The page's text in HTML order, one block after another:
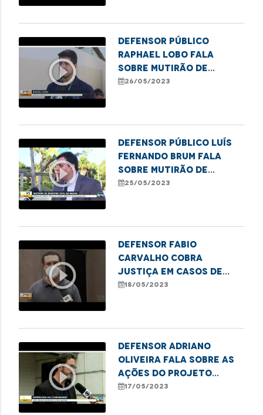
pelos cartórios à DPE
play_circle_outline
Defensor público
Raphael Lobo fala
sobre mutirão de
registro civil em
26/05/2023
play_circle_outline
Defensor público Luís
Fernando Brum fala
sobre mutirão de
registro civil em
25/05/2023
play_circle_outline
Defensor Fabio
Carvalho cobra
justiça em casos de
abuso sexual contra
18/05/2023
play_circle_outline
Defensor Adriano
Oliveira fala sobre as
ações do projeto
"Defensoria na
17/05/2023